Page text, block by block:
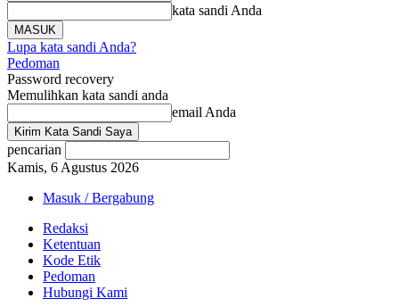
kata sandi Anda
Lupa kata sandi Anda?
Pedoman
Password recovery
Memulihkan kata sandi anda
email Anda
pencarian
Kamis, 6 Agustus 2026
Masuk / Bergabung
Redaksi
Ketentuan
Kode Etik
Pedoman
Hubungi Kami